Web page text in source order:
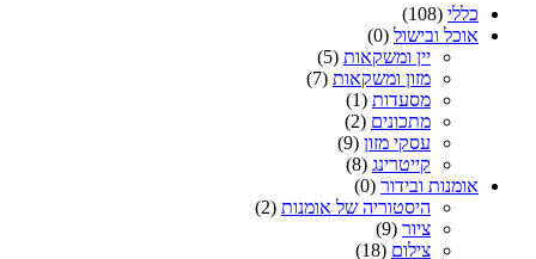
כללי (108)
אוכל ובישול (0)
יין ומשקאות (5)
מזון ומשקאות (7)
מסעדות (1)
מתכונים (2)
עסקי מזון (9)
קייטרינג (8)
אומנות ובידור (0)
היסטוריה של אומנות (2)
ציור (9)
צילום (18)